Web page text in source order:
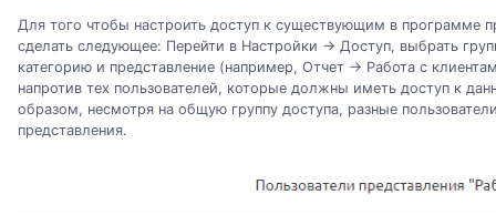
Для того чтобы настроить доступ к существующим в программе
сделать следующее: Перейти в Настройки -> Доступ, выбрать
категорию и представление (например, Отчет -> Работа с
напротив тех пользователей, которые должны иметь доступ к
образом, несмотря на общую группу доступа, разные
представления.